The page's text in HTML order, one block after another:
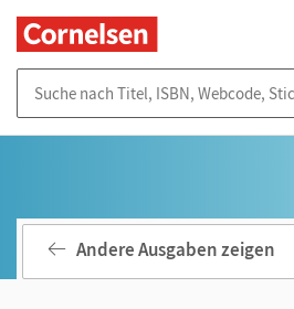
Andere Ausgaben zeigen